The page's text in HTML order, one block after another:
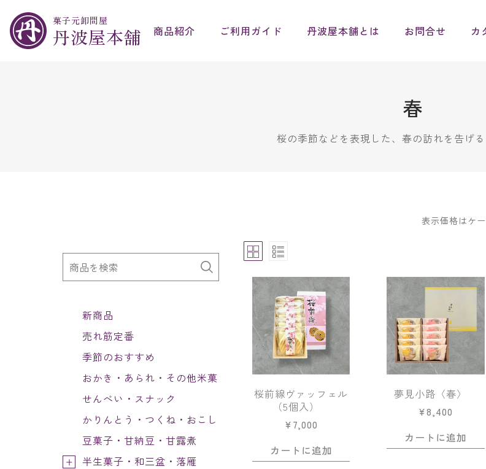
菓子元卸問屋
丹波屋本舗 商品紹介 ご利用ガイド 丹波屋本舗とは お問合せ カ
春
桜の季節などを表現した、春の訪れを告げる
表示価格はケ
桜前線ヴァッフェル
（5個入）
¥7,000
カートに追加
夢見小路〈春〉
¥8,400
カートに追加
新商品
売れ筋定番
季節のおすすめ
おかき・あられ・その他米菓
せんべい・スナック
かりんとう・つくね・おこし
豆菓子・甘納豆・甘露煮
半生菓子・和三盆・落雁